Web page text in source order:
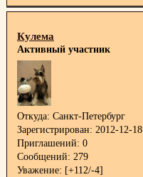
Кулема
Активный участник
Откуда: Санкт-Петербург
Зарегистрирован: 2012-12-18
Приглашений: 0
Сообщений: 279
Уважение: [+112/-4]